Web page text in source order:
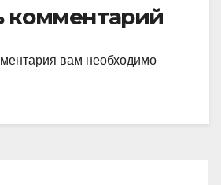
комментарий
вам необходимо